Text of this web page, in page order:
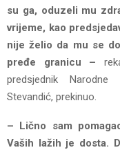
su ga, oduzeli mu
vrijeme, kao
nije želio da mu se
pređe granicu –
predsjednik Narodne
Stevandić, prekinuo.
– Lično sam
Vaših lažih je dosta.